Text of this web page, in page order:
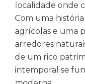
localidade onde
Com uma
agrícolas e uma
arredores
de um rico
intemporal se